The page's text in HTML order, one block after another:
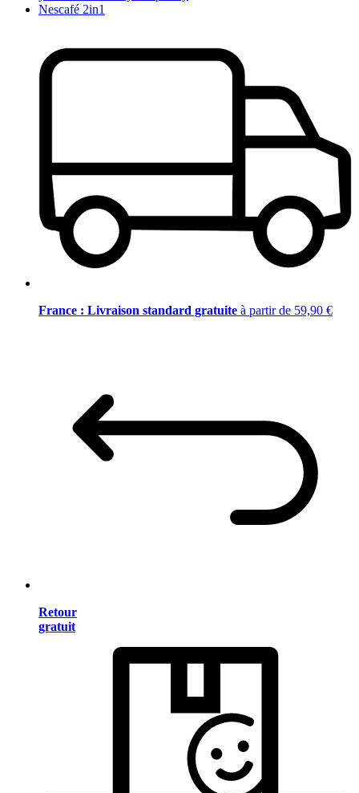
Nescafé 2in1
France : Livraison standard gratuite à partir de 59,90 €
Retour
gratuit